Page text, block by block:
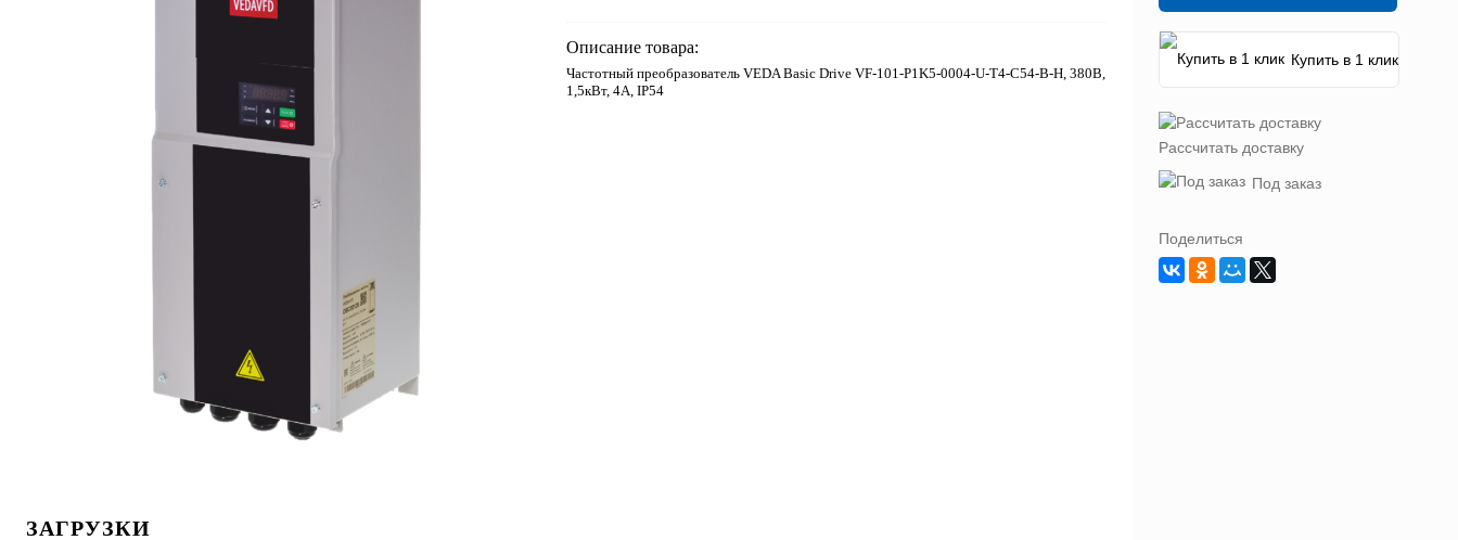
Описание товара:
Частотный преобразователь VEDA Basic Drive VF-101-P1K5-0004-U-T4-C54-B-H, 380В,
1,5кВт, 4А, IP54
ЗАГРУЗКИ
Купить в 1 клик
Рассчитать доставку
Под заказ
Поделиться